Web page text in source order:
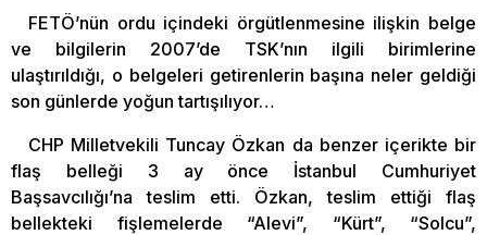
FETÖ’nün ordu içindeki örgütlenmesine ilişkin belge
ve bilgilerin 2007’de TSK’nın ilgili birimlerine
ulaştırıldığı, o belgeleri getirenlerin başına neler geldiği
son günlerde yoğun tartışılıyor…
CHP Milletvekili Tuncay Özkan da benzer içerikte bir
flaş belleği 3 ay önce İstanbul Cumhuriyet
Başsavcılığı’na teslim etti. Özkan, teslim ettiği flaş
bellekteki fişlemelerde “Alevi”, “Kürt”, “Solcu”,